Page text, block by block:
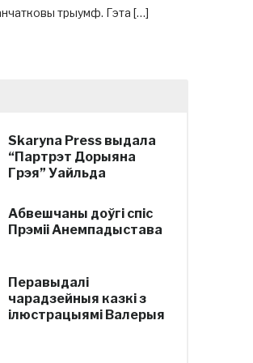
трыумф. Гэта […]
Skaryna Press выдала
“Партрэт Дорыяна
Грэя” Уайльда
Абвешчаны доўгі спіс
Прэміі Анемпадыстава
Перавыдалі
чарадзейныя казкі з
ілюстрацыямі Валерыя